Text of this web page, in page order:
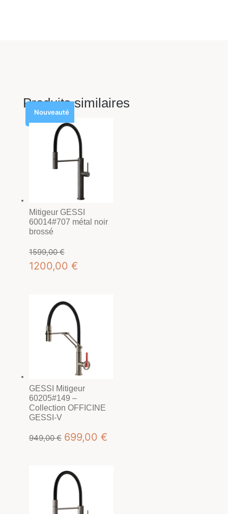
Produits similaires
Mitigeur GESSI
60014#707 métal noir
brossé
1599,00€
Le
était :
1599,00 €.
1200,00 €Le
1200,00 €.
GESSI Mitigeur
60205#149 –
Collection OFFICINE
GESSI-V
949,00€ Le
était :
949,00 €.
699,00 €Le
Nouveauté